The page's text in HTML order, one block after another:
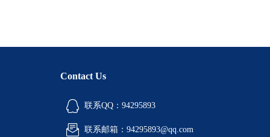
Contact Us
联系QQ：94295893
联系邮箱：94295893@qq.com